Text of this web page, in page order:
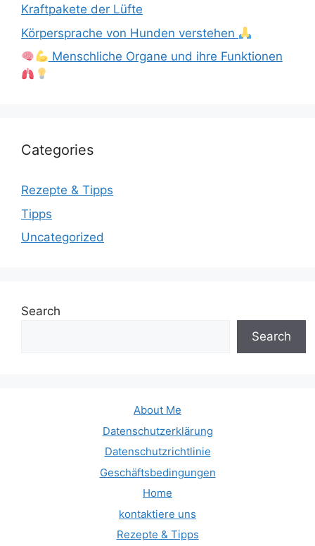
Kraftpakete der Lüfte
Körpersprache von Hunden verstehen
Menschliche Organe und ihre Funktionen
Categories
Rezepte & Tipps
Tipps
Uncategorized
Search
Search
About Me
Datenschutzerklärung
Datenschutzrichtlinie
Geschäftsbedingungen
Home
kontaktiere uns
Rezepte & Tipps